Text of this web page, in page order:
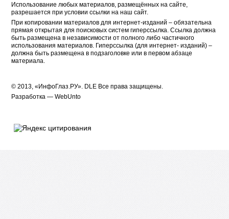
Использование любых материалов, размещённых на сайте,
разрешается при условии ссылки на наш сайт.
При копировании материалов для интернет-изданий – обязательна
прямая открытая для поисковых систем гиперссылка. Ссылка должна
быть размещена в независимости от полного либо частичного
использования материалов. Гиперссылка (для интернет- изданий) –
должна быть размещена в подзаголовке или в первом абзаце
материала.
© 2013, «ИнфоГлаз.РУ». DLE Все права защищены.
Разработка —WebUnto